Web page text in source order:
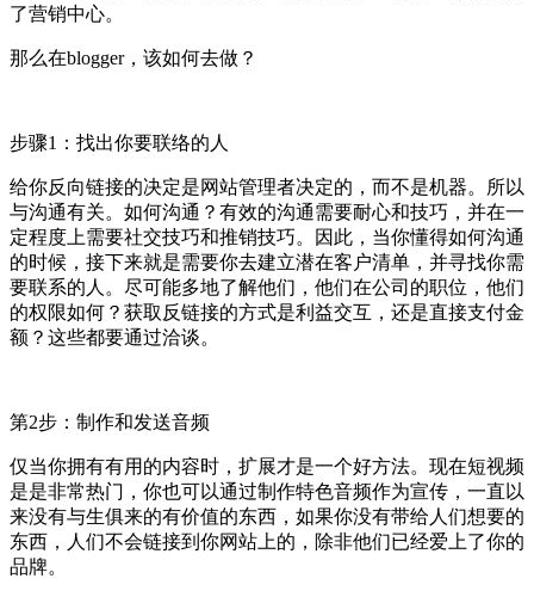
了营销中心。
那么在blogger，该如何去做？
步骤1：找出你要联络的人
给你反向链接的决定是网站管理者决定的，而不是机器。所以
与沟通有关。如何沟通？有效的沟通需要耐心和技巧，并在一
定程度上需要社交技巧和推销技巧。因此，当你懂得如何沟通
的时候，接下来就是需要你去建立潜在客户清单，并寻找你需
要联系的人。尽可能多地了解他们，他们在公司的职位，他们
的权限如何？获取反链接的方式是利益交互，还是直接支付金
额？这些都要通过洽谈。
第2步：制作和发送音频
仅当你拥有有用的内容时，扩展才是一个好方法。现在短视频
是是非常热门，你也可以通过制作特色音频作为宣传，一直以
来没有与生俱来的有价值的东西，如果你没有带给人们想要的
东西，人们不会链接到你网站上的，除非他们已经爱上了你的
品牌。